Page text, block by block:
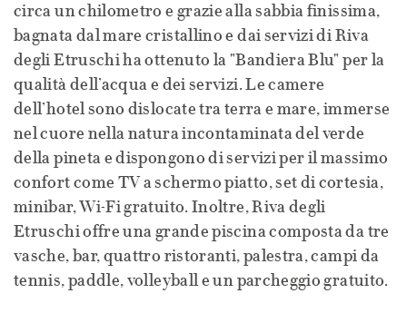
circa un chilometro e grazie alla sabbia finissima,
bagnata dal mare cristallino e dai servizi di Riva
degli Etruschi ha ottenuto la "Bandiera Blu" per la
qualità dell’acqua e dei servizi. Le camere
dell’hotel sono dislocate tra terra e mare, immerse
nel cuore nella natura incontaminata del verde
della pineta e dispongono di servizi per il massimo
confort come TV a schermo piatto, set di cortesia,
minibar, Wi-Fi gratuito. Inoltre, Riva degli
Etruschi offre una grande piscina composta da tre
vasche, bar, quattro ristoranti, palestra, campi da
tennis, paddle, volleyball e un parcheggio gratuito.